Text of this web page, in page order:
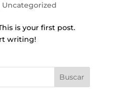
Uncategorized
is your first post.
writing!